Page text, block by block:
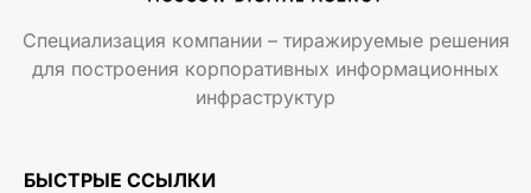
Специализация компании – тиражируемые решения
для построения корпоративных информационных
инфраструктур
БЫСТРЫЕ ССЫЛКИ